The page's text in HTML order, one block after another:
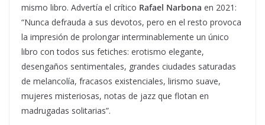
mismo libro. Advertía el crítico Rafael Narbona en 2021:
“Nunca defrauda a sus devotos, pero en el resto provoca
la impresión de prolongar interminablemente un único
libro con todos sus fetiches: erotismo elegante,
desengaños sentimentales, grandes ciudades saturadas
de melancolía, fracasos existenciales, lirismo suave,
mujeres misteriosas, notas de jazz que flotan en
madrugadas solitarias”.